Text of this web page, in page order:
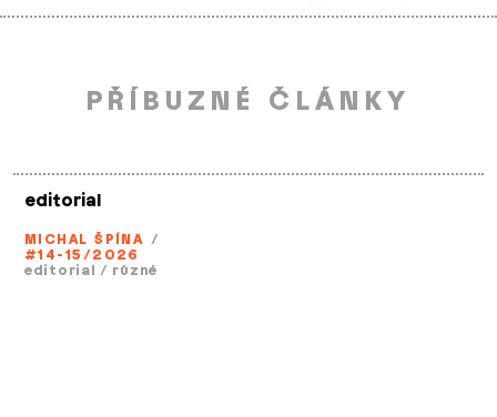
PŘÍBUZNÉ ČLÁNKY
editorial
MICHAL ŠPÍNA /
#14-15/2026
editorial / různé